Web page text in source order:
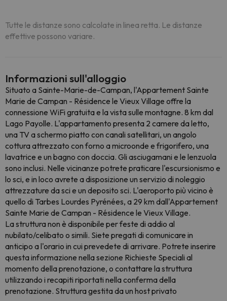
Tutte le distanze sono calcolate in linea retta. Le distanze
effettive possono variare.
Informazioni sull'alloggio
Situato a Sainte-Marie-de-Campan, l'Appartement Sainte
Marie de Campan - Résidence le Vieux Village offre la
connessione WiFi gratuita e la vista sulle montagne. 8 km dal
Lago Payolle. L'appartamento presenta 2 camere da letto,
una TV a schermo piatto con canali satellitari, un angolo
cottura attrezzato con forno a microonde e frigorifero, una
lavatrice e un bagno con doccia. Gli asciugamani e le lenzuola
sono inclusi. Nelle vicinanze potrete praticare l'escursionismo e
lo sci, e in loco avrete a disposizione un servizio di noleggio
attrezzature da sci e un deposito sci. L'aeroporto più vicino è
quello di Tarbes Lourdes Pyrénées, a 29 km dall'Appartement
Sainte Marie de Campan - Résidence le Vieux Village.
La struttura non è disponibile per feste di addio al
nubilato/celibato o simili. Siete pregati di comunicare in
anticipo a l'orario in cui prevedete di arrivare. Potrete inserire
questa informazione nella sezione Richieste Speciali al
momento della prenotazione, o contattare la struttura
utilizzando i recapiti riportati nella conferma della
prenotazione. Struttura gestita da un host privato